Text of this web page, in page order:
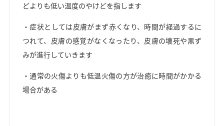
どよりも低い温度のやけどを指します
・症状としては皮膚がまず赤くなり、時間が経過するに
つれて、皮膚の感覚がなくなったり、皮膚の壊死や黒ず
みが進行していきます
・通常の火傷よりも低温火傷の方が治癒に時間がかかる
場合がある